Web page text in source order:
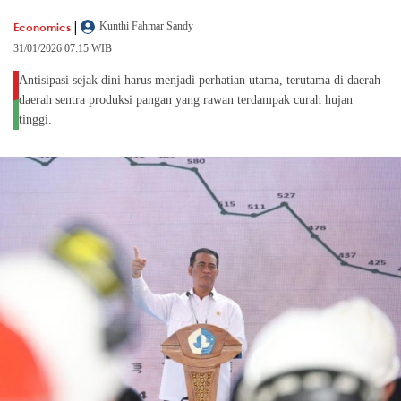
Economics |
Kunthi Fahmar Sandy
31/01/2026 07:15 WIB
Antisipasi sejak dini harus menjadi perhatian utama, terutama di daerah-
daerah sentra produksi pangan yang rawan terdampak curah hujan
tinggi.